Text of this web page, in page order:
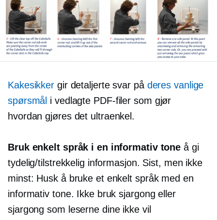
Kakesikker gir detaljerte svar på deres vanlige
spørsmål i vedlagte PDF-filer som gjør
hvordan gjøres det ultraenkel.
Bruk enkelt språk i en informativ tone å gi
tydelig/tilstrekkelig informasjon. Sist, men ikke
minst: Husk å bruke et enkelt språk med en
informativ tone. Ikke bruk sjargong eller
sjargong som leserne dine ikke vil